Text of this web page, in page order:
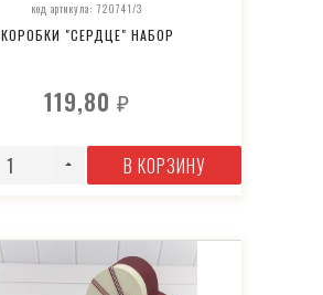
код артикула: 720741/3
КОРОБКИ "СЕРДЦЕ" НАБОР
119,80₽
В КОРЗИНУ